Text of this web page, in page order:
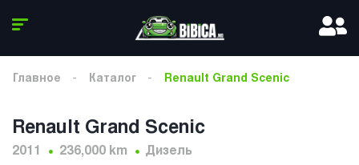
Главное Каталог Renault Grand Scenic
Renault Grand Scenic
2011 236,000 km Дизель